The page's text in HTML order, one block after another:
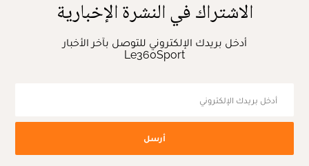
الاشتراك في النشرة الإخبارية
أدخل بريدك الإلكتروني للتوصل بآخر الأخبار
Le360Sport
أرسل